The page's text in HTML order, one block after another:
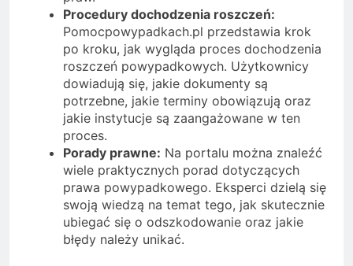
Procedury dochodzenia roszczeń:
Pomocpowypadkach.pl przedstawia krok
po kroku, jak wygląda proces dochodzenia
roszczeń powypadkowych. Użytkownicy
dowiadują się, jakie dokumenty są
potrzebne, jakie terminy obowiązują oraz
jakie instytucje są zaangażowane w ten
proces.
Porady prawne: Na portalu można znaleźć
wiele praktycznych porad dotyczących
prawa powypadkowego. Eksperci dzielą się
swoją wiedzą na temat tego, jak skutecznie
ubiegać się o odszkodowanie oraz jakie
błędy należy unikać.